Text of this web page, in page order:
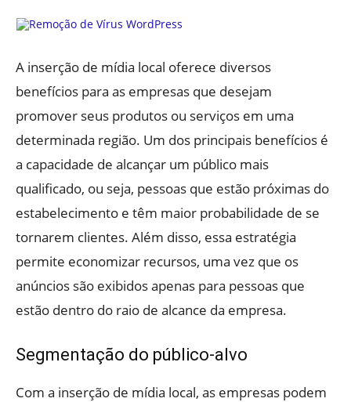
A inserção de mídia local oferece diversos
benefícios para as empresas que desejam
promover seus produtos ou serviços em uma
determinada região. Um dos principais benefícios é
a capacidade de alcançar um público mais
qualificado, ou seja, pessoas que estão próximas do
estabelecimento e têm maior probabilidade de se
tornarem clientes. Além disso, essa estratégia
permite economizar recursos, uma vez que os
anúncios são exibidos apenas para pessoas que
estão dentro do raio de alcance da empresa.
Segmentação do público-alvo
Com a inserção de mídia local, as empresas podem